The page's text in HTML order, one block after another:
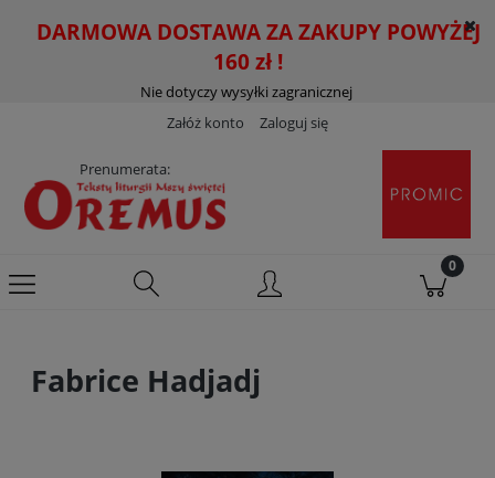
DARMOWA DOSTAWA ZA ZAKUPY POWYŻEJ
160 zł !
Nie dotyczy wysyłki zagranicznej
Załóż konto
Zaloguj się
Prenumerata:
Fabrice Hadjadj